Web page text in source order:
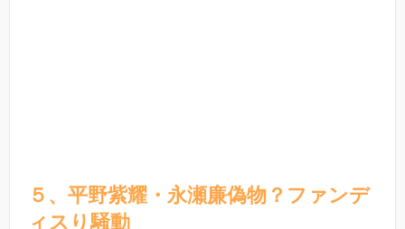
５、平野紫耀・永瀬廉偽物？ファンデ
ィスり騒動